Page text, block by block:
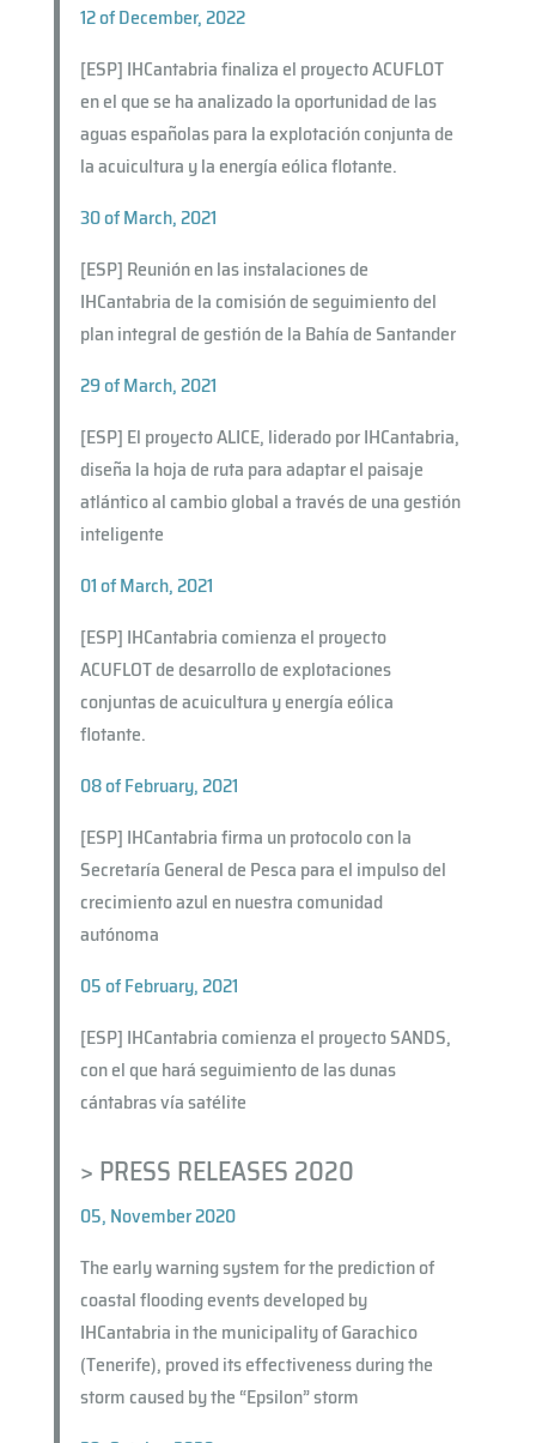
12 of December, 2022
[ESP] IHCantabria finaliza el proyecto ACUFLOT
en el que se ha analizado la oportunidad de las
aguas españolas para la explotación conjunta de
la acuicultura y la energía eólica flotante.
30 of March, 2021
[ESP] Reunión en las instalaciones de
IHCantabria de la comisión de seguimiento del
plan integral de gestión de la Bahía de Santander
29 of March, 2021
[ESP] El proyecto ALICE, liderado por IHCantabria,
diseña la hoja de ruta para adaptar el paisaje
atlántico al cambio global a través de una gestión
inteligente
01 of March, 2021
[ESP] IHCantabria comienza el proyecto
ACUFLOT de desarrollo de explotaciones
conjuntas de acuicultura y energía eólica
flotante.
08 of February, 2021
[ESP] IHCantabria firma un protocolo con la
Secretaría General de Pesca para el impulso del
crecimiento azul en nuestra comunidad
autónoma
05 of February, 2021
[ESP] IHCantabria comienza el proyecto SANDS,
con el que hará seguimiento de las dunas
cántabras vía satélite
> PRESS RELEASES 2020
05, November 2020
The early warning system for the prediction of
coastal flooding events developed by
IHCantabria in the municipality of Garachico
(Tenerife), proved its effectiveness during the
storm caused by the “Epsilon” storm